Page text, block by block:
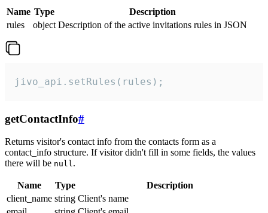
Name Type
Description
rules
object Description of the active invitations rules in JSON
jivo_api.setRules(rules);
getContactInfo#
Returns visitor's contact info from the contacts form as a
contact_info structure. If visitor didn't fill in some fields, the values
there will be null.
Name Type
Description
client_name string Client's name